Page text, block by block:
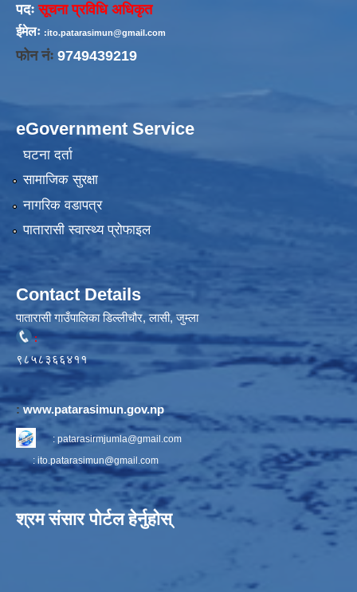
पदःसूचना प्रविधि अधिकृत
ईमेलः :ito.patarasimun@gmail.com
फोन नंः 9749439219
eGovernment Service
घटना दर्ता
सामाजिक सुरक्षा
नागरिक वडापत्र
पातारासी स्वास्थ्य प्रोफाइल
Contact Details
पातारासी गाउँपालिका डिल्लीचौर, लासी, जुम्ला
:
९८५८३६६४११
:www.patarasimun.gov.np
: patarasirmjumla@gmail.com
: ito.patarasimun@gmail.com
श्रम संसार पोर्टल हेर्नुहोस्